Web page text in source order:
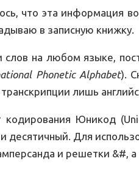
что эта информация
в записную книжку.
на любом языке,
Phonetic Alphabet).
лишь
Юникод
десятичный. Для
и решетки &#, а